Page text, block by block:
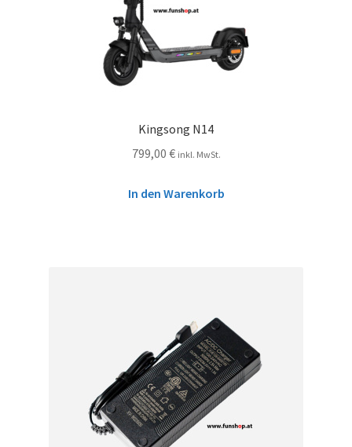
Kingsong N14
799,00 € inkl. MwSt.
In den Warenkorb